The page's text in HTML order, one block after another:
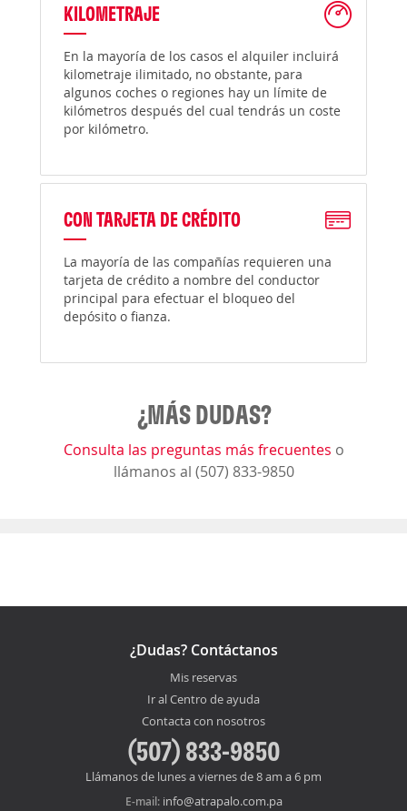
KILOMETRAJE
En la mayoría de los casos el alquiler incluirá
kilometraje ilimitado, no obstante, para
algunos coches o regiones hay un límite de
kilómetros después del cual tendrás un coste
por kilómetro.
CON TARJETA DE CRÉDITO
La mayoría de las compañías requieren una
tarjeta de crédito a nombre del conductor
principal para efectuar el bloqueo del
depósito o fianza.
¿MÁS DUDAS?
Consulta las preguntas más frecuentes o
llámanos al (507) 833-9850
¿Dudas? Contáctanos
Mis reservas
Ir al Centro de ayuda
Contacta con nosotros
(507) 833-9850
Llámanos de lunes a viernes de 8 am a 6 pm
E-mail: info@atrapalo.com.pa